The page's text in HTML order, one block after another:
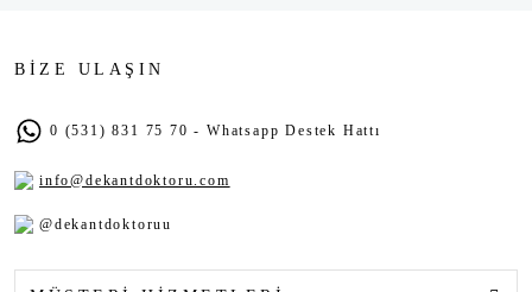
BİZE ULAŞIN
0 (531) 831 75 70 - Whatsapp Destek Hattı
info@dekantdoktoru.com
@dekantdoktoruu